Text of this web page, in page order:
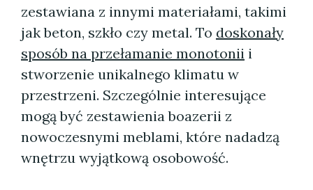
zestawiana z innymi materiałami, takimi
jak beton, szkło czy metal. To doskonały
sposób na przełamanie monotonii i
stworzenie unikalnego klimatu w
przestrzeni. Szczególnie interesujące
mogą być zestawienia boazerii z
nowoczesnymi meblami, które nadadzą
wnętrzu wyjątkową osobowość.